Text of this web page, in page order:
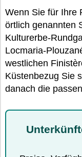
Wenn Sie für Ihre
örtlich genannten
Kulturerbe-
Locmaria-
westlichen
Küstenbezug Sie
danach die